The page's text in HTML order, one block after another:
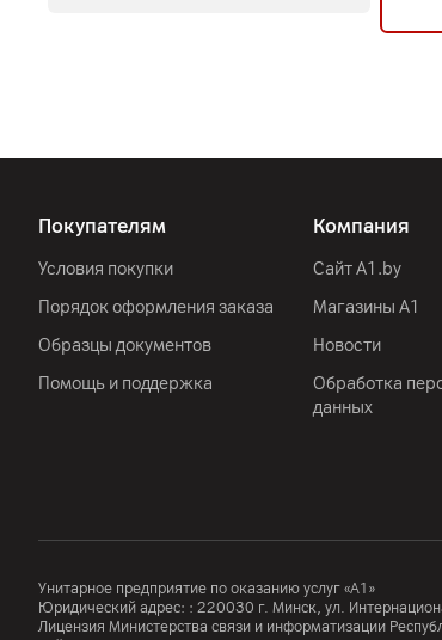
Покупателям
Условия покупки
Порядок оформления заказа
Образцы документов
Помощь и поддержка
Компания
Сайт A1.by
Магазины А1
Новости
Обработка
данных
Унитарное предприятие по оказанию услуг «А1»
Юридический адрес: : 220030 г. Минск, ул.
Лицензия Министерства связи и информатизации